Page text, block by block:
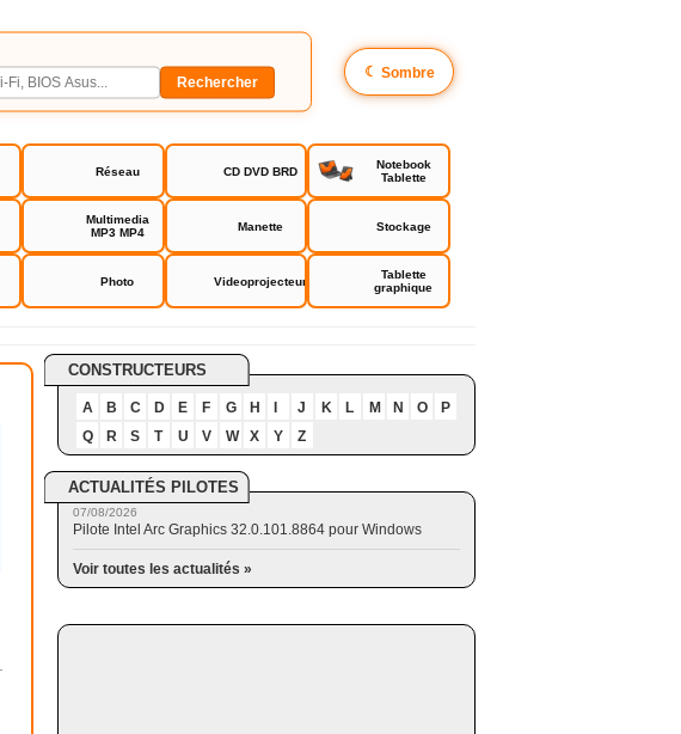
☾ Sombre
Réseau CD DVD BRD
Notebook
Tablette
Multimedia
MP3 MP4
Manette Stockage
Photo Videoprojecteur
Tablette
graphique
CONSTRUCTEURS
A B C D E F G H J K L M N O
P
Q
R S T U V W X Y Z
ACTUALITÉS PILOTES
07/08/2026
Pilote Intel Arc Graphics 32.0.101.8864 pour Windows
Voir toutes les actualités »